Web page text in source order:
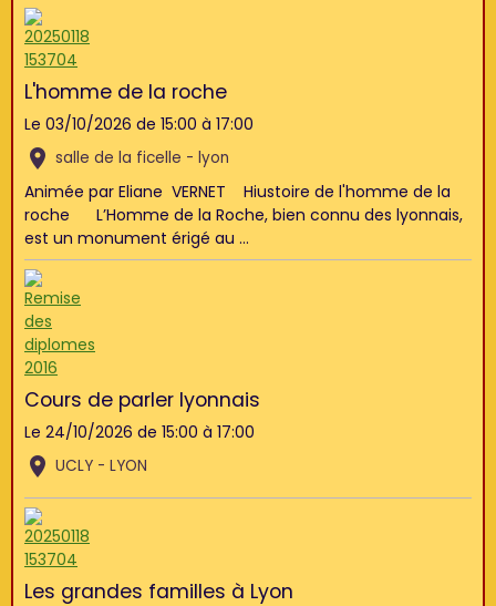
L'homme de la roche
Le 03/10/2026 de 15:00 à 17:00
salle de la ficelle - lyon
Animée par Eliane VERNET Hiustoire de l'homme de la
roche L’Homme de la Roche, bien connu des lyonnais,
est un monument érigé au ...
Cours de parler lyonnais
Le 24/10/2026 de 15:00 à 17:00
UCLY - LYON
Les grandes familles à Lyon